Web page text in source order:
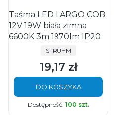
Taśma LED LARGO COB
12V 19W biała zimna
6600K 3m 1970lm IP20
PRODUCENT
STRÜHM
Cena
19,17 zł
DO KOSZYKA
Dostępność: 100 szt.